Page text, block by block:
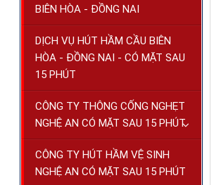
BIÊN HÒA - ĐỒNG NAI
DỊCH VỤ HÚT HẦM CẦU BIÊN
HÒA - ĐỒNG NAI - CÓ MẶT SAU
15 PHÚT
CÔNG TY THÔNG CỐNG NGHẸT
NGHỆ AN CÓ MẶT SAU 15 PHÚT
CÔNG TY HÚT HẦM VỆ SINH
NGHỆ AN CÓ MẶT SAU 15 PHÚT